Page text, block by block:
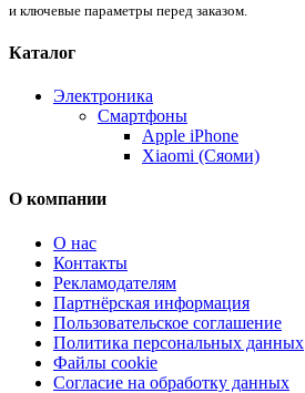
и ключевые параметры перед заказом.
Каталог
Электроника
Смартфоны
Apple iPhone
Xiaomi (Сяоми)
О компании
О нас
Контакты
Рекламодателям
Партнёрская информация
Пользовательское соглашение
Политика персональных данных
Файлы cookie
Согласие на обработку данных